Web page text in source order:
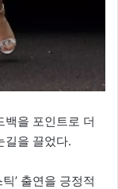
백을 포인트로 더
길을 끌었다.
’ 출연을 긍정적